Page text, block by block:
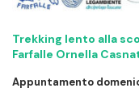
Trekking lento alla
Farfalle Ornella
Appuntamento